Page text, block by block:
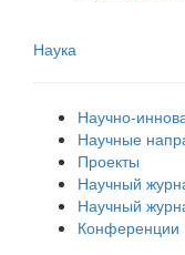
Наука
Научно-
Научные
Проекты
Научный
Научный
Конференции